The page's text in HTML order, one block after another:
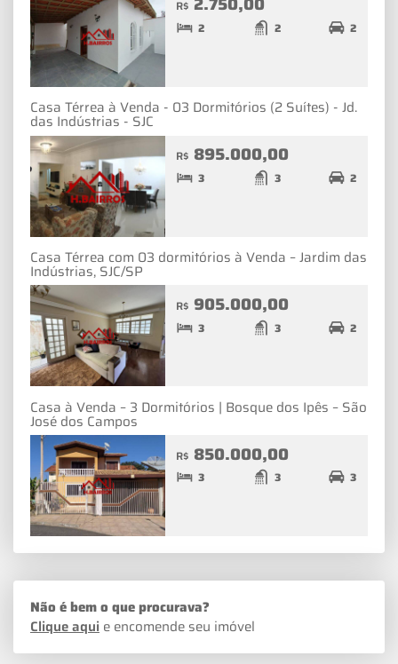
R$
2 2 2
Casa Térrea à Venda - 03 Dormitórios (2 Suítes) - Jd.
das Indústrias - SJC
R$ 895.000,00
3 3 2
Casa Térrea com 03 dormitórios à Venda – Jardim das
Indústrias, SJC/SP
R$ 905.000,00
3 3 2
Casa à Venda – 3 Dormitórios | Bosque dos Ipês – São
José dos Campos
R$ 850.000,00
3 3 3
Não é bem o que procurava?
Clique aqui e encomende seu imóvel